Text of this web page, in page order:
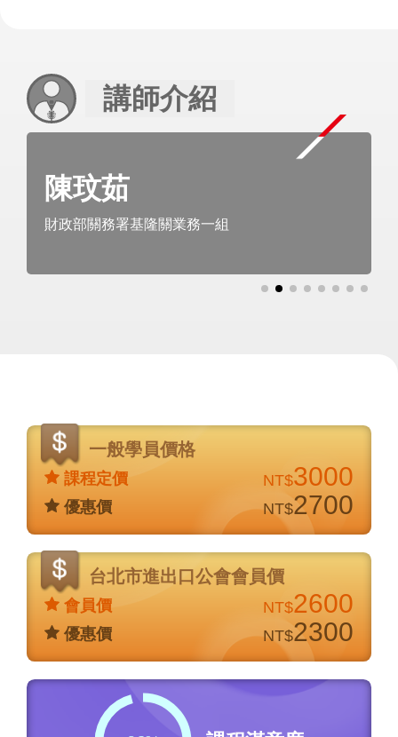
講師介紹
陳玟茹
財政部關務署基隆關業務一組
價
說
一般學員價格
課程定價 NT$3000
優惠價 NT$2700
台北市進出口公會會員價
會員價 NT$2600
優惠價 NT$2300